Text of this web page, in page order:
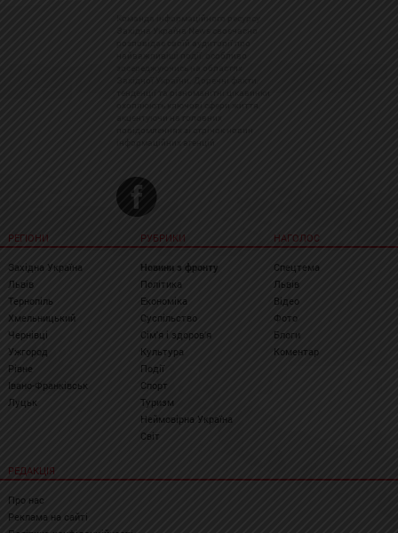
РЕГІОНИ
Західна Україна
Львів
Тернопіль
Хмельницький
Чернівці
Ужгород
Рівне
Івано-Франківськ
Луцьк
РУБРИКИ
Новини з фронту
Політика
Економіка
Суспільство
Сім'я і здоров'я
Культура
Події
Спорт
Туризм
Неймовірна Україна
Світ
НАГОЛОС
Спецтема
Львів
Відео
Фото
Блоги
Коментар
РЕДАКЦІЯ
Про нас
Реклама на сайті